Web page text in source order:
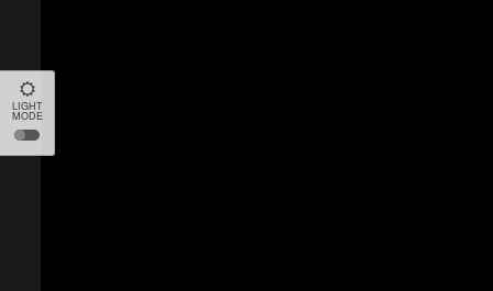
LIGHT
MODE